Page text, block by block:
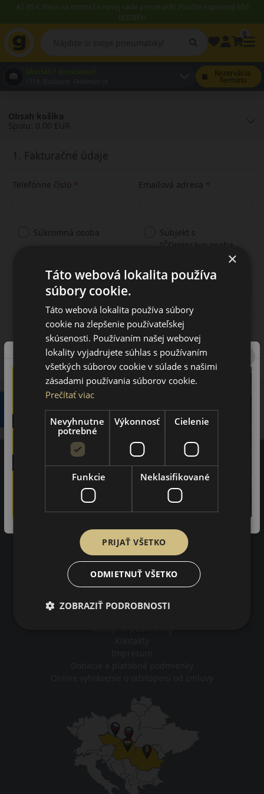
Až 35 € zľava na montáž k novej sade pneumatík! Použite kupónový kód
ROZBEH
Rezervácia
Termínu
1. Fakturačné údaje
Telefónne číslo Emailová adresa
Súkromná osoba
Subjekt s
IČOm(právn.osoba,
živnosť, inštitúcia)
2. Spôsob doručenia
3. Spôsob platby
Obsah košíka
Spolu: 0.00 EUR
Recenzie zákazníkov
97%
zákazníkov by odporučilo tento obchod svojim známym.
3402
na základe recenzií
Impresum
×
Táto webová lokalita používa
súbory cookie.
Táto webová lokalita používa súbory
cookie na zlepšenie používateľskej
skúsenosti. Používaním našej webovej
lokality vyjadrujete súhlas s používaním
všetkých súborov cookie v súlade s našimi
zásadami používania súborov cookie.
Prečítať viac
Nevyhnutne
potrebné
Výkonnosť Cielenie
Funkcie Neklasifikované
PRIJAŤ VŠETKO
ODMIETNUŤ VŠETKO
ZOBRAZIŤ PODROBNOSTI